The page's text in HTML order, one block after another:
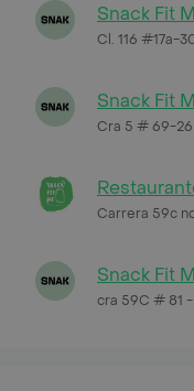
Snack Fit
Cl. 116 #17a-
Snack Fit
Cra 5 # 69-26
Carrera 59c
Snack Fit
cra 59C # 81 -